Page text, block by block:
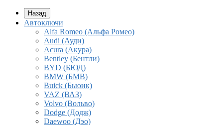
Назад
Автоключи
Alfa Romeo (Альфа Ромео)
Audi (Ауди)
Acura (Акура)
Bentley (Бентли)
BYD (БЮД)
BMW (БМВ)
Buick (Бьюик)
VAZ (ВАЗ)
Volvo (Вольво)
Dodge (Додж)
Daewoo (Дэо)